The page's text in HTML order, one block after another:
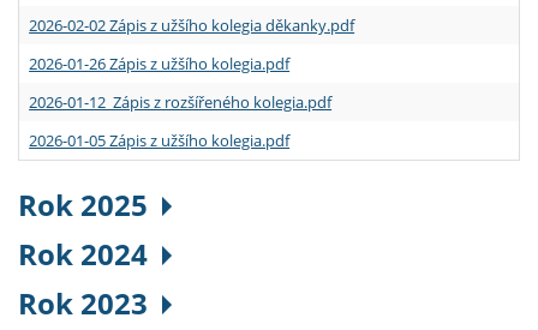
2026-02-02 Zápis z užšího kolegia děkanky.pdf
2026-01-26 Zápis z užšího kolegia.pdf
2026-01-12 Zápis z rozšířeného kolegia.pdf
2026-01-05 Zápis z užšího kolegia.pdf
Rok 2025
Rok 2024
Rok 2023